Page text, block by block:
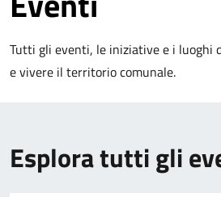
Tutti gli eventi, le iniziative e i luoghi
e vivere il territorio comunale.
Esplora tutti gli